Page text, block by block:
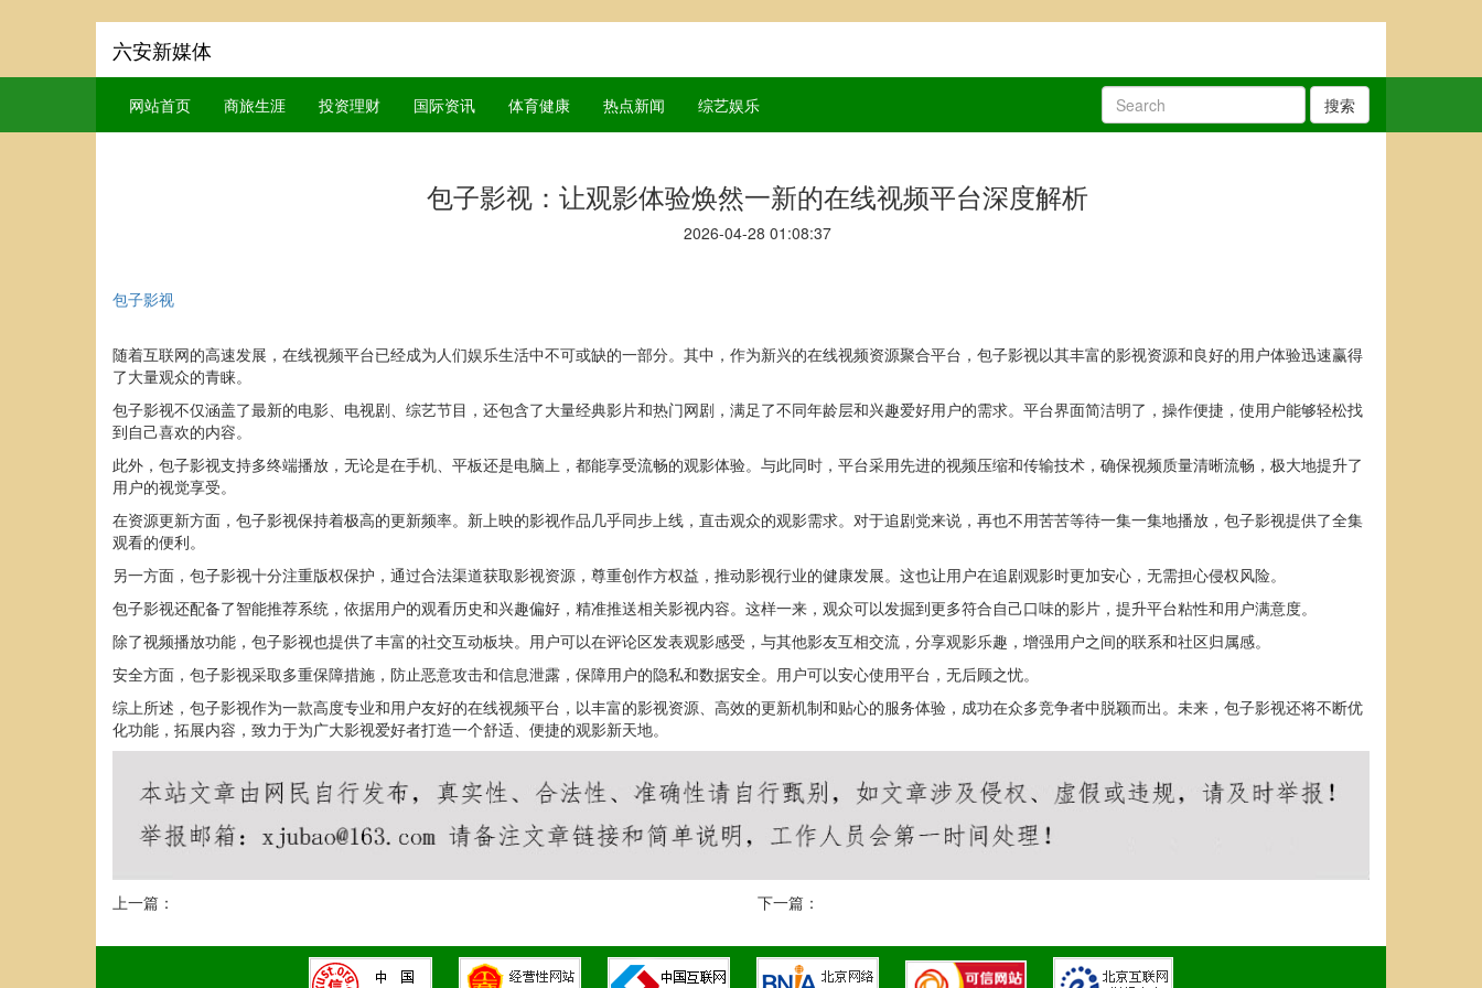
六安新媒体
网站首页 商旅生涯 投资理财 国际资讯 体育健康 热点新闻 综艺娱乐 搜索
包子影视：让观影体验焕然一新的在线视频平台深度解析
2026-04-28 01:08:37
包子影视
随着互联网的高速发展，在线视频平台已经成为人们娱乐生活中不可或缺的一部分。其中，作为新兴的在线视频资源聚合平台，包子影视以其丰富的影视资源和良好的用户体验迅速赢得
了大量观众的青睐。
包子影视不仅涵盖了最新的电影、电视剧、综艺节目，还包含了大量经典影片和热门网剧，满足了不同年龄层和兴趣爱好用户的需求。平台界面简洁明了，操作便捷，使用户能够轻松找
到自己喜欢的内容。
此外，包子影视支持多终端播放，无论是在手机、平板还是电脑上，都能享受流畅的观影体验。与此同时，平台采用先进的视频压缩和传输技术，确保视频质量清晰流畅，极大地提升了
用户的视觉享受。
在资源更新方面，包子影视保持着极高的更新频率。新上映的影视作品几乎同步上线，直击观众的观影需求。对于追剧党来说，再也不用苦苦等待一集一集地播放，包子影视提供了全集
观看的便利。
另一方面，包子影视十分注重版权保护，通过合法渠道获取影视资源，尊重创作方权益，推动影视行业的健康发展。这也让用户在追剧观影时更加安心，无需担心侵权风险。
包子影视还配备了智能推荐系统，依据用户的观看历史和兴趣偏好，精准推送相关影视内容。这样一来，观众可以发掘到更多符合自己口味的影片，提升平台粘性和用户满意度。
除了视频播放功能，包子影视也提供了丰富的社交互动板块。用户可以在评论区发表观影感受，与其他影友互相交流，分享观影乐趣，增强用户之间的联系和社区归属感。
安全方面，包子影视采取多重保障措施，防止恶意攻击和信息泄露，保障用户的隐私和数据安全。用户可以安心使用平台，无后顾之忧。
综上所述，包子影视作为一款高度专业和用户友好的在线视频平台，以丰富的影视资源、高效的更新机制和贴心的服务体验，成功在众多竞争者中脱颖而出。未来，包子影视还将不断优
化功能，拓展内容，致力于为广大影视爱好者打造一个舒适、便捷的观影新天地。
上一篇： 下一篇：